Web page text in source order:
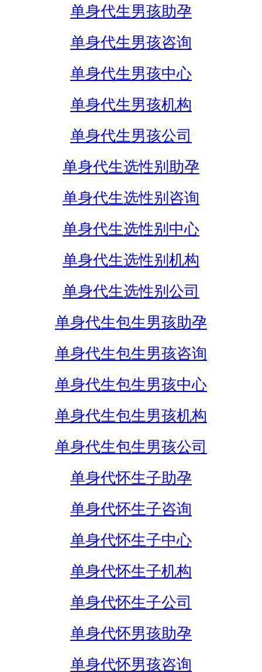
单身代生男孩助孕
单身代生男孩咨询
单身代生男孩中心
单身代生男孩机构
单身代生男孩公司
单身代生选性别助孕
单身代生选性别咨询
单身代生选性别中心
单身代生选性别机构
单身代生选性别公司
单身代生包生男孩助孕
单身代生包生男孩咨询
单身代生包生男孩中心
单身代生包生男孩机构
单身代生包生男孩公司
单身代怀生子助孕
单身代怀生子咨询
单身代怀生子中心
单身代怀生子机构
单身代怀生子公司
单身代怀男孩助孕
单身代怀男孩咨询